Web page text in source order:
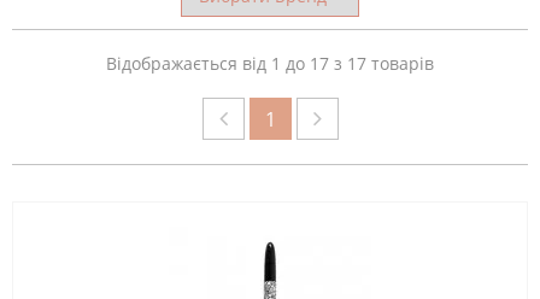
ТОВЩИНАВідображається від 1 до 17 з 17 товарів
1